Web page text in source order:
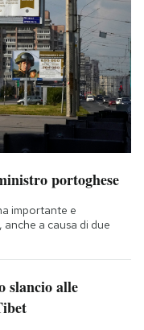
portoghese
importante e
a causa di due
slancio alle